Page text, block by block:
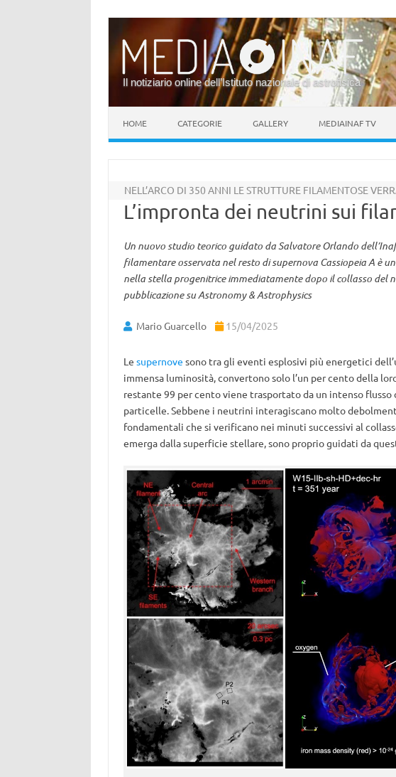
Il notiziario online dell’Istituto nazionale di astrofisica
HOME CATEGORIE GALLERY MEDIAINAF TV
NELL’ARCO DI 350 ANNI LE STRUTTURE FILAMENTOSE
L’impronta dei neutrini sui
Un nuovo studio teorico guidato da Salvatore Orlando
filamentare osservata nel resto di supernova Cassiopeia A è
nella stella progenitrice immediatamente dopo il collasso del
pubblicazione su Astronomy & Astrophysics
Mario Guarcello 15/04/2025
Le supernove sono tra gli eventi esplosivi più energetici
immensa luminosità, convertono solo l’un per cento della
restante 99 per cento viene trasportato da un intenso flusso
particelle. Sebbene i neutrini interagiscano molto
fondamentali che si verificano nei minuti successivi al
emerga dalla superficie stellare, sono proprio guidati da